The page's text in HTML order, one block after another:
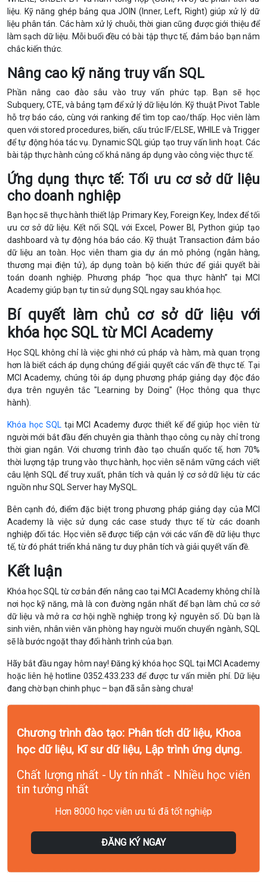
liệu. Kỹ năng ghép bảng quaJOIN (Inner, Left, Right)giúp xử lý dữ
liệu phân tán. Các hàm xử lý chuỗi, thời gian cũng được giới thiệu để
làm sạch dữ liệu. Mỗi buổi đều có bài tập thực tế, đảm bảo bạn nắm
chắc kiến thức.
Nâng cao kỹ năng truy vấn SQL
Phần nâng cao đào sâu vào truy vấn phức tạp. Bạn sẽ học
Subquery, CTE, và bảng tạm để xử lý dữ liệu lớn. Kỹ thuật Pivot Table
hỗ trợ báo cáo, cùng với ranking để tìm top cao/thấp. Học viên làm
quen với stored procedures, biến, cấu trúcIF/ELSE, WHILE và Trigger
để tự động hóa tác vụ. Dynamic SQL giúp tạo truy vấn linh hoạt. Các
bài tập thực hành củng cố khả năng áp dụng vào công việc thực tế.
Ứng dụng thực tế: Tối ưu cơ sở dữ liệu
cho doanh nghiệp
Bạn học sẽ thực hành thiết lập Primary Key, Foreign Key, Index để tối
ưu cơ sở dữ liệu. Kết nối SQL với Excel, Power BI, Python giúp tạo
dashboard và tự động hóa báo cáo. Kỹ thuật Transaction đảm bảo
dữ liệu an toàn. Học viên tham gia dự án mô phỏng (ngân hàng,
thương mại điện tử), áp dụng toàn bộ kiến thức để giải quyết bài
toán doanh nghiệp. Phương pháp “học qua thực hành” tại MCI
Academy giúp bạn tự tin sử dụng SQL ngay sau khóa học.
Bí quyết làm chủ cơ sở dữ liệu với
khóa học SQL từ MCI Academy
Học SQL không chỉ là việc ghi nhớ cú pháp và hàm, mà quan trọng
hơn là biết cách áp dụng chúng để giải quyết các vấn đề thực tế. Tại
MCI Academy, chúng tôi áp dụng phương pháp giảng dạy độc đáo
dựa trên nguyên tắc "Learning by Doing" (Học thông qua thực
hành).
Khóa học SQL tại MCI Academy được thiết kế để giúp học viên từ
người mới bắt đầu đến chuyên gia thành thạo công cụ này chỉ trong
thời gian ngắn. Với chương trình đào tạo chuẩn quốc tế, hơn 70%
thời lượng tập trung vào thực hành, học viên sẽ nắm vững cách viết
câu lệnh SQL để truy xuất, phân tích và quản lý cơ sở dữ liệu từ các
nguồn như SQL Server hay MySQL.
Bên cạnh đó, điểm đặc biệt trong phương pháp giảng dạy của MCI
Academy là việc sử dụng các case study thực tế từ các doanh
nghiệp đối tác. Học viên sẽ được tiếp cận với các vấn đề dữ liệu thực
tế, từ đó phát triển khả năng tư duy phân tích và giải quyết vấn đề.
Kết luận
Khóa học SQL từ cơ bản đến nâng cao tại MCI Academy không chỉ là
nơi học kỹ năng, mà là con đường ngắn nhất để bạn làm chủ cơ sở
dữ liệu và mở ra cơ hội nghề nghiệp trong kỷ nguyên số. Dù bạn là
sinh viên, nhân viên văn phòng hay người muốn chuyển ngành, SQL
sẽ là bước ngoặt thay đổi hành trình của bạn.
Hãy bắt đầu ngay hôm nay! Đăng ký khóa học SQL tại MCI Academy
hoặc liên hệ hotline 0352.433.233 để được tư vấn miễn phí. Dữ liệu
đang chờ bạn chinh phục – bạn đã sẵn sàng chưa!
Chương trình đào tạo: Phân tích dữ liệu, Khoa
học dữ liệu, Kĩ sư dữ liệu, Lập trình ứng dụng.
Chất lượng nhất - Uy tín nhất - Nhiều học viên
tin tưởng nhất
Hơn 8000 học viên ưu tú đã tốt nghiệp
ĐĂNG KÝ NGAY